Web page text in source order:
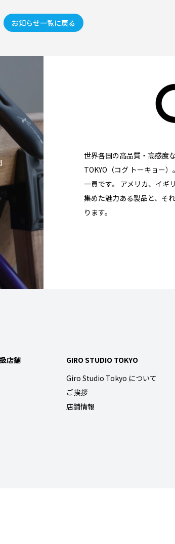
お知らせ一覧に戻る
世界各国の高品質・高感度
TOKYO（コグ トーキョー
一員です。 アメリカ、イギ
集めた魅力ある製品と、そ
ります。
店舗
GIRO STUDIO TOKYO
Giro Studio Tokyo について
ご挨拶
店舗情報